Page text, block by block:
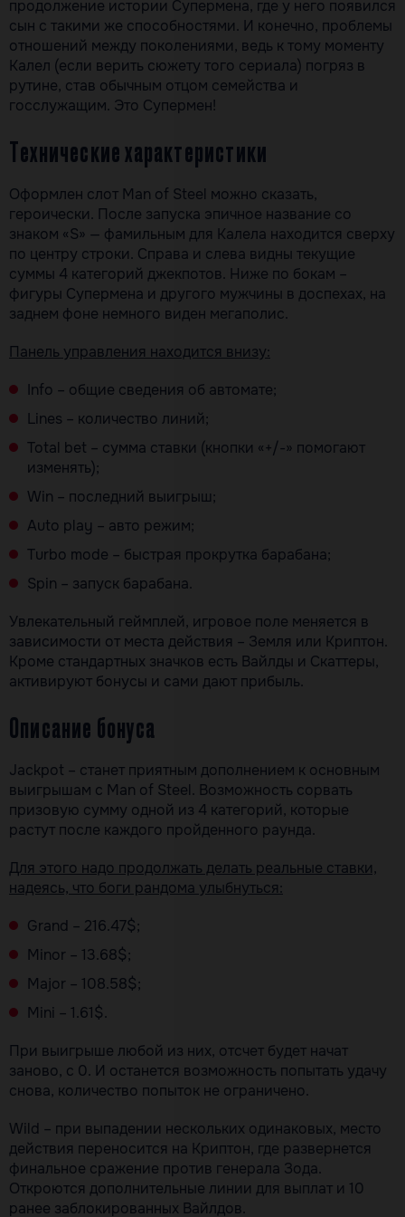
продолжение истории Супермена, где у него появился
сын с такими же способностями. И конечно, проблемы
отношений между поколениями, ведь к тому моменту
Калел (если верить сюжету того сериала) погряз в
рутине, став обычным отцом семейства и
госслужащим. Это Супермен!
Технические характеристики
Оформлен слот Man of Steel можно сказать,
героически. После запуска эпичное название со
знаком «S» — фамильным для Калела находится сверху
по центру строки. Справа и слева видны текущие
суммы 4 категорий джекпотов. Ниже по бокам –
фигуры Супермена и другого мужчины в доспехах, на
заднем фоне немного виден мегаполис.
Панель управления находится внизу:
Info – общие сведения об автомате;
Lines – количество линий;
Total bet – сумма ставки (кнопки «+/-» помогают
изменять);
Win – последний выигрыш;
Auto play – авто режим;
Turbo mode – быстрая прокрутка барабана;
Spin – запуск барабана.
Увлекательный геймплей, игровое поле меняется в
зависимости от места действия – Земля или Криптон.
Кроме стандартных значков есть Вайлды и Скаттеры,
активируют бонусы и сами дают прибыль.
Описание бонуса
Jackpot – станет приятным дополнением к основным
выигрышам с Man of Steel. Возможность сорвать
призовую сумму одной из 4 категорий, которые
растут после каждого пройденного раунда.
Для этого надо продолжать делать реальные ставки,
надеясь, что боги рандома улыбнуться:
Grand – 216.47$;
Minor – 13.68$;
Major – 108.58$;
Mini – 1.61$.
При выигрыше любой из них, отсчет будет начат
заново, с 0. И останется возможность попытать удачу
снова, количество попыток не ограничено.
Wild – при выпадении нескольких одинаковых, место
действия переносится на Криптон, где развернется
финальное сражение против генерала Зода.
Откроются дополнительные линии для выплат и 10
ранее заблокированных Вайлдов.